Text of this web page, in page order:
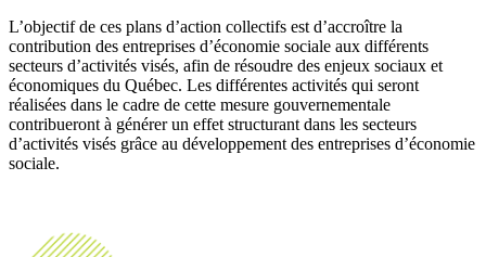
L’objectif de ces plans d’action collectifs est d’accroître la
contribution des entreprises d’économie sociale aux différents
secteurs d’activités visés, afin de résoudre des enjeux sociaux et
économiques du Québec. Les différentes activités qui seront
réalisées dans le cadre de cette mesure gouvernementale
contribueront à générer un effet structurant dans les secteurs
d’activités visés grâce au développement des entreprises d’économie
sociale.